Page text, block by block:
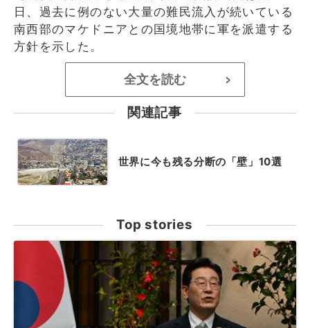
日、過去に例のない大量の難民流入が続いている
南西部のマケドニアとの国境地帯に軍を派遣する
方針を示した。
全文を読む >
関連記事
世界に今も残る分断の「壁」10選
Top stories